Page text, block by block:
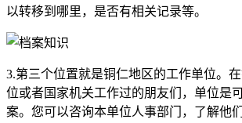
以转移到哪里，是否有相关记录等。
3.第三个位置就是铜仁地区的工作单位。
位或者国家机关工作过的朋友们，单位是
案。您可以咨询本单位人事部门，了解他